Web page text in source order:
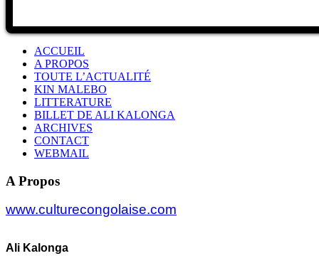
ACCUEIL
A PROPOS
TOUTE L’ACTUALITÉ
KIN MALEBO
LITTERATURE
BILLET DE ALI KALONGA
ARCHIVES
CONTACT
WEBMAIL
A Propos
www.culturecongolaise.com
Ali Kalonga